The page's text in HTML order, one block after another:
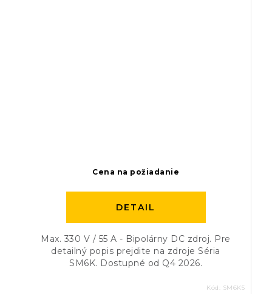
Cena na požiadanie
DETAIL
Max. 330 V / 55 A - Bipolárny DC zdroj. Pre
detailný popis prejdite na zdroje Séria
SM6K. Dostupné od Q4 2026.
Kód: SM6K5